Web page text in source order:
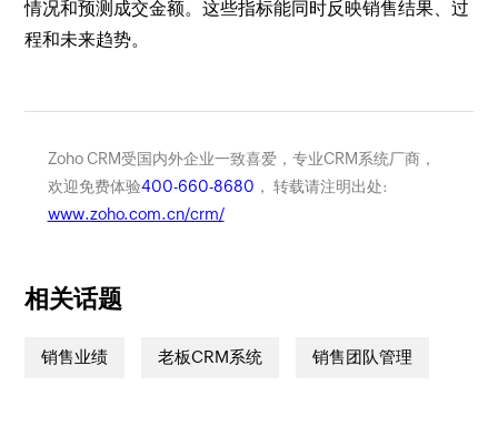
情况和预测成交金额。这些指标能同时反映销售结果、过
程和未来趋势。
Zoho CRM受国内外企业一致喜爱，专业CRM系统厂商，
欢迎免费体验400-660-8680 ， 转载请注明出处:
www.zoho.com.cn/crm/
相关话题
销售业绩 老板CRM系统 销售团队管理